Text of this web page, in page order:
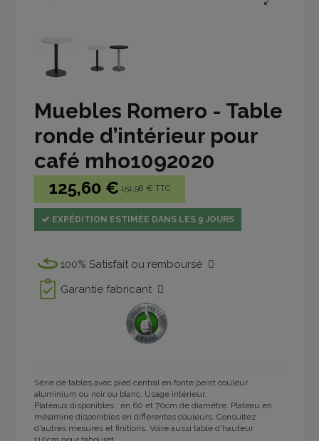
Muebles Romero - Table
ronde d’intérieur pour
café mho1092020
125,60 € 151.98 € TTC
EXPÉDITION ESTIMÉE DANS LES 9 JOURS
100% Satisfait ou remboursé
Garantie fabricant
Série de tables avec pied central en fonte peint couleur
aluminium ou noir ou blanc. Usage intérieur.
Plateaux disponibles : en 60 et 70cm de diamètre. Plateau en
mélamine disponibles en différentes couleurs. Consultez
d'autres mesures et finitions. Voire aussi table d'hauteur